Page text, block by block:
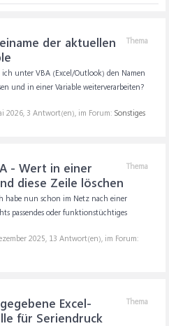
Thema
der aktuellen
unter VBA (Excel/Outlook) den Namen
und in einer Variable weiterverarbeiten?
2026, 3 Antwort(en), im Forum: Sonstiges
Thema
- Wert in einer
diese Zeile löschen
habe nun schon im Netz nach einer
passendes oder funktionstüchtiges
2025, 13 Antwort(en), im Forum:
Thema
Excel-
für Seriendruck